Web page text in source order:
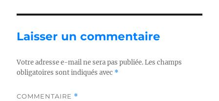
Laisser un commentaire
Votre adresse e-mail ne sera pas publiée. Les champs
obligatoires sont indiqués avec *
COMMENTAIRE *